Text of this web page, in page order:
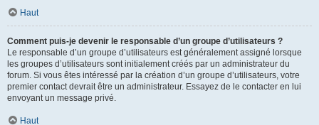
Haut
Comment puis-je devenir le responsable d’un groupe d’utilisateurs ?
Le responsable d’un groupe d’utilisateurs est généralement assigné lorsque
les groupes d’utilisateurs sont initialement créés par un administrateur du
forum. Si vous êtes intéressé par la création d’un groupe d’utilisateurs, votre
premier contact devrait être un administrateur. Essayez de le contacter en lui
envoyant un message privé.
Haut